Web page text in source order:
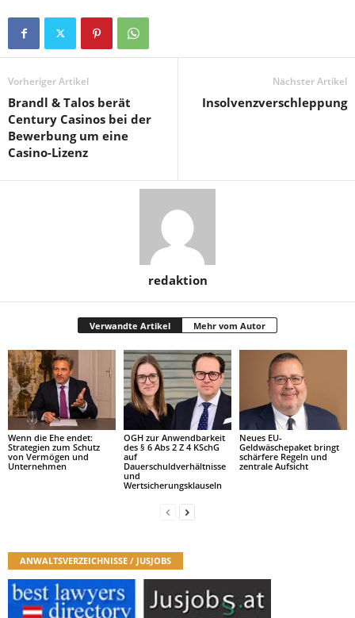
Vorheriger Artikel
Brandl & Talos berät
Century Casinos bei der
Bewerbung um eine
Casino-Lizenz
Nächster Artikel
Insolvenzverschleppung
redaktion
Verwandte Artikel Mehr vom Autor
Wenn die Ehe endet:
Strategien zum Schutz
von Vermögen und
Unternehmen
OGH zur Anwendbarkeit
des § 6 Abs 2 Z 4 KSchG
auf
Dauerschuldverhältnisse
und
Wertsicherungsklauseln
Neues EU-
Geldwäschepaket bringt
schärfere Regeln und
zentrale Aufsicht
ANWALTSVERZEICHNISSE / JUSJOBS